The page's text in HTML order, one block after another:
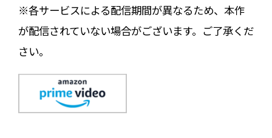
※各サービスによる配信期間が異なるため、本作
が配信されていない場合がございます。ご了承くだ
さい。